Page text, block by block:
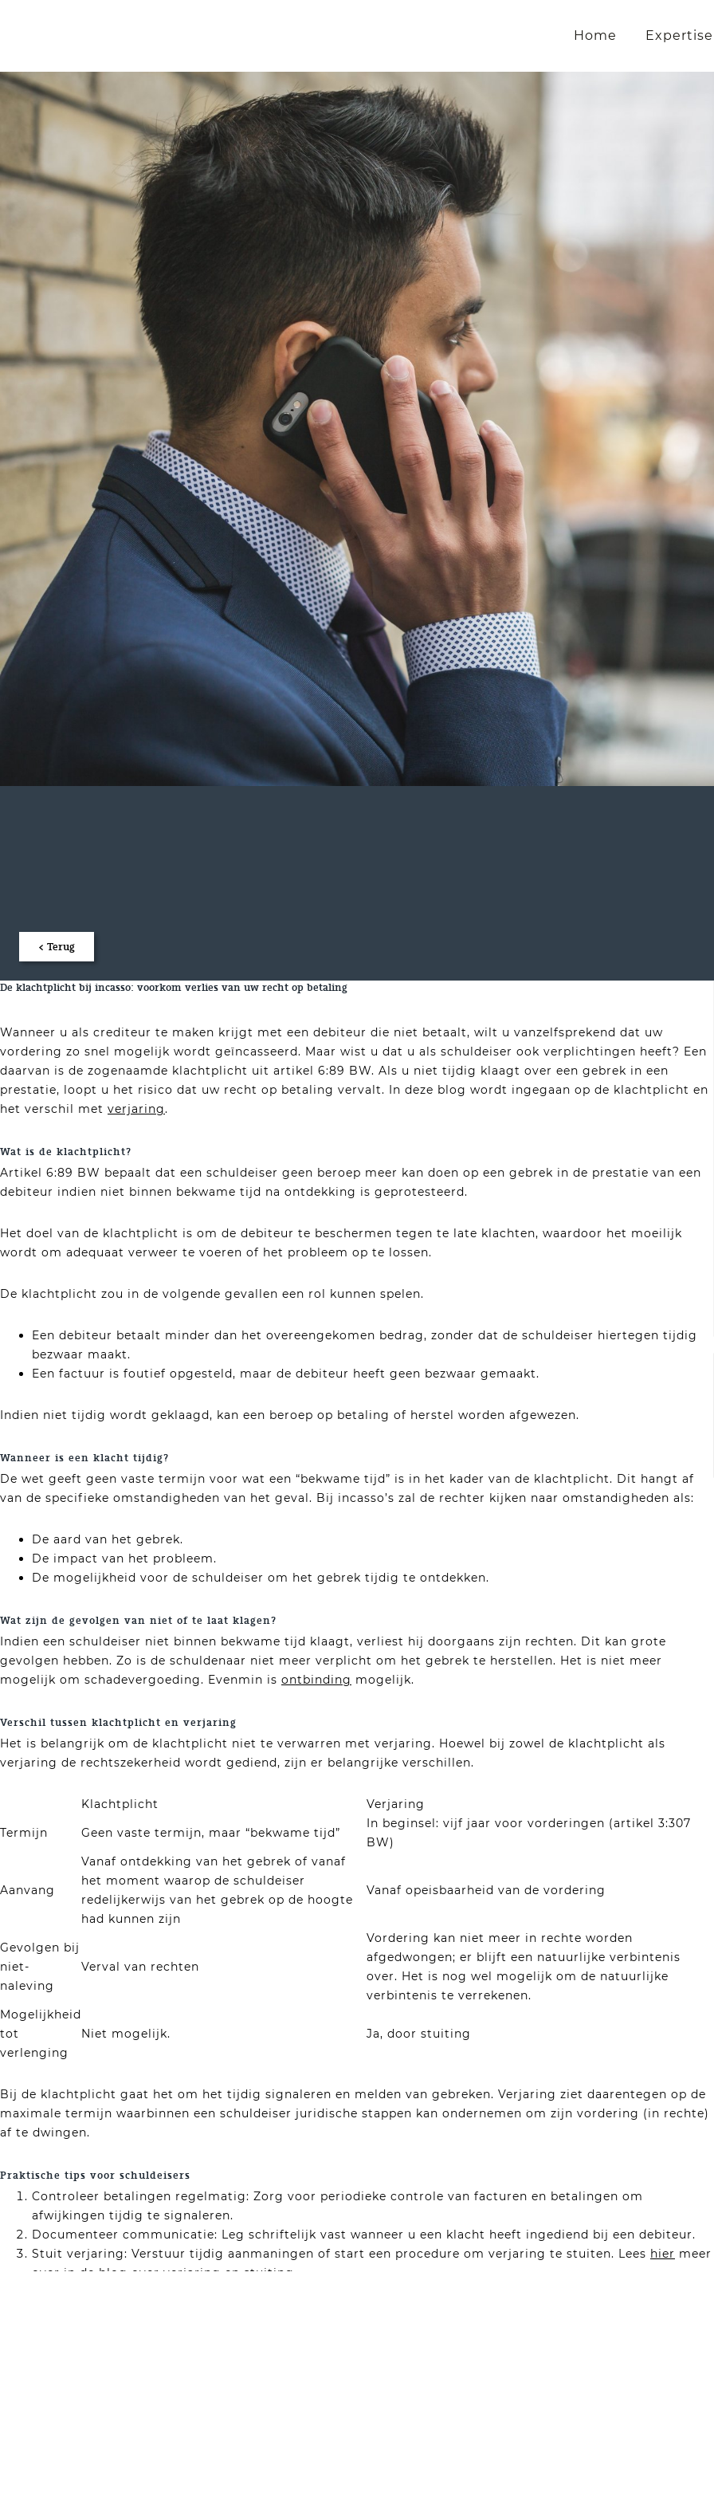
Home Expertise
< Terug
De klachtplicht bij incasso: voorkom verlies van uw recht op betaling
Wanneer u als crediteur te maken krijgt met een debiteur die niet betaalt, wilt u vanzelfsprekend dat uw
vordering zo snel mogelijk wordt geïncasseerd. Maar wist u dat u als schuldeiser ook verplichtingen heeft? Een
daarvan is de zogenaamde klachtplicht uit artikel 6:89 BW. Als u niet tijdig klaagt over een gebrek in een
prestatie, loopt u het risico dat uw recht op betaling vervalt. In deze blog wordt ingegaan op de klachtplicht en
het verschil met verjaring.
Wat is de klachtplicht?
Artikel 6:89 BW bepaalt dat een schuldeiser geen beroep meer kan doen op een gebrek in de prestatie van een
debiteur indien niet binnen bekwame tijd na ontdekking is geprotesteerd.
Het doel van de klachtplicht is om de debiteur te beschermen tegen te late klachten, waardoor het moeilijk
wordt om adequaat verweer te voeren of het probleem op te lossen.
De klachtplicht zou in de volgende gevallen een rol kunnen spelen.
Een debiteur betaalt minder dan het overeengekomen bedrag, zonder dat de schuldeiser hiertegen tijdig
bezwaar maakt.
Een factuur is foutief opgesteld, maar de debiteur heeft geen bezwaar gemaakt.
Indien niet tijdig wordt geklaagd, kan een beroep op betaling of herstel worden afgewezen.
Wanneer is een klacht tijdig?
De wet geeft geen vaste termijn voor wat een “bekwame tijd” is in het kader van de klachtplicht. Dit hangt af
van de specifieke omstandigheden van het geval. Bij incasso’s zal de rechter kijken naar omstandigheden als:
De aard van het gebrek.
De impact van het probleem.
De mogelijkheid voor de schuldeiser om het gebrek tijdig te ontdekken.
Wat zijn de gevolgen van niet of te laat klagen?
Indien een schuldeiser niet binnen bekwame tijd klaagt, verliest hij doorgaans zijn rechten. Dit kan grote
gevolgen hebben. Zo is de schuldenaar niet meer verplicht om het gebrek te herstellen. Het is niet meer
mogelijk om schadevergoeding. Evenmin is ontbinding mogelijk.
Verschil tussen klachtplicht en verjaring
Het is belangrijk om de klachtplicht niet te verwarren met verjaring. Hoewel bij zowel de klachtplicht als
verjaring de rechtszekerheid wordt gediend, zijn er belangrijke verschillen.
Klachtplicht
Verjaring
Termijn
Geen vaste termijn, maar “bekwame tijd”
In beginsel: vijf jaar voor vorderingen (artikel 3:307
BW)
Aanvang
Vanaf ontdekking van het gebrek of vanaf
het moment waarop de schuldeiser
redelijkerwijs van het gebrek op de hoogte
had kunnen zijn
Vanaf opeisbaarheid van de vordering
Gevolgen bij
niet-
naleving
Verval van rechten
Vordering kan niet meer in rechte worden
afgedwongen; er blijft een natuurlijke verbintenis
over. Het is nog wel mogelijk om de natuurlijke
verbintenis te verrekenen.
Mogelijkheid
tot
verlenging
Niet mogelijk. Ja, door stuiting
Bij de klachtplicht gaat het om het tijdig signaleren en melden van gebreken. Verjaring ziet daarentegen op de
maximale termijn waarbinnen een schuldeiser juridische stappen kan ondernemen om zijn vordering (in rechte)
af te dwingen.
Praktische tips voor schuldeisers
Controleer betalingen regelmatig: Zorg voor periodieke controle van facturen en betalingen om
afwijkingen tijdig te signaleren.
Documenteer communicatie: Leg schriftelijk vast wanneer u een klacht heeft ingediend bij een debiteur.
Stuit verjaring: Verstuur tijdig aanmaningen of start een procedure om verjaring te stuiten. Lees hier meer
over in de blog over verjaring en stuiting.